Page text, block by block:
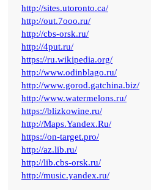
http://sites.utoronto.ca/
http://out.7ooo.ru/
http://cbs-orsk.ru/
http://4put.ru/
https://ru.wikipedia.org/
http://www.odinblago.ru/
http://www.gorod.gatchina.biz/
http://www.watermelons.ru/
https://blizkowine.ru/
http://Maps.Yandex.Ru/
https://on-target.pro/
http://az.lib.ru/
http://lib.cbs-orsk.ru/
http://music.yandex.ru/